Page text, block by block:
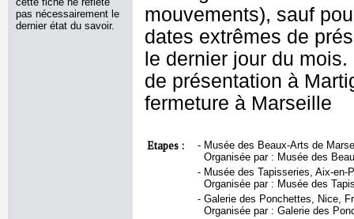
pas nécessairement le
dernier état du savoir.
mouvements), sauf
dates extrêmes de
le dernier jour du
de présentation à
fermeture à Marseille
Etapes : - Musée des Beaux-Arts de
Organisée par : Musée des
- Musée des Tapisseries, Aix-en-
Organisée par : Musée des
- Galerie des Ponchettes, Nice,
Organisée par : Galerie des